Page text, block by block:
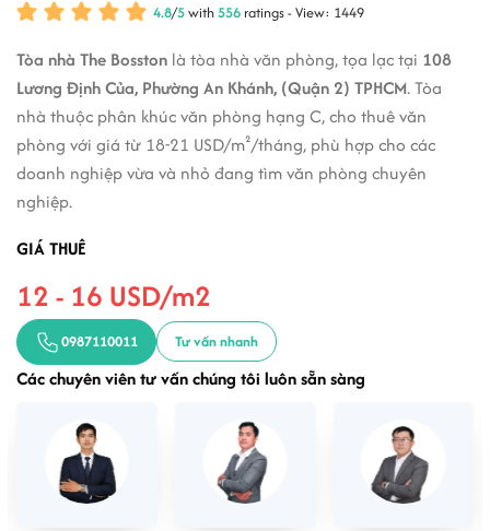
4.8/5with556 ratings - View: 1449
Tòa nhà The Bosston là tòa nhà văn phòng, tọa lạc tại 108
Lương Định Của, Phường An Khánh, (Quận 2) TPHCM. Tòa
nhà thuộc phân khúc văn phòng hạng C, cho thuê văn
phòng với giá từ 18-21 USD/m²/tháng, phù hợp cho các
doanh nghiệp vừa và nhỏ đang tìm văn phòng chuyên
nghiệp.
GIÁ THUÊ
12 - 16 USD/m2
0987110011 Tư vấn nhanh
Các chuyên viên tư vấn chúng tôi luôn sẵn sàng